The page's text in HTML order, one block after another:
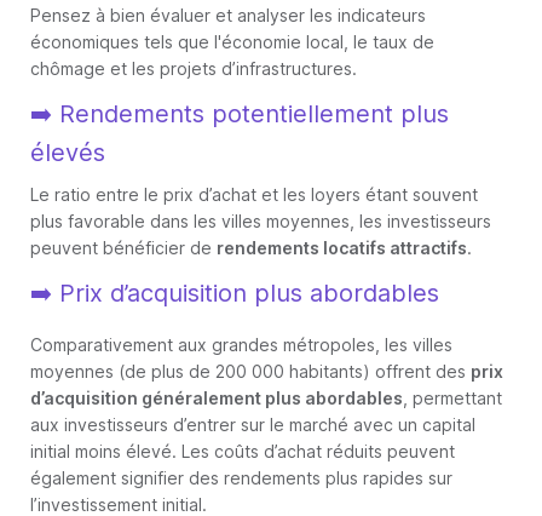
Pensez à bien évaluer et analyser les indicateurs
économiques tels que l'économie local, le taux de
chômage et les projets d’infrastructures.
➡️ Rendements potentiellement plus
élevés
Le ratio entre le prix d’achat et les loyers étant souvent
plus favorable dans les villes moyennes, les investisseurs
peuvent bénéficier de rendements locatifs attractifs.
➡️ Prix d’acquisition plus abordables
Comparativement aux grandes métropoles, les villes
moyennes (de plus de 200 000 habitants) offrent des prix
d’acquisition généralement plus abordables , permettant
aux investisseurs d’entrer sur le marché avec un capital
initial moins élevé. Les coûts d’achat réduits peuvent
également signifier des rendements plus rapides sur
l’investissement initial.